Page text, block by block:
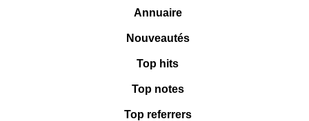
Annuaire
Nouveautés
Top hits
Top notes
Top referrers